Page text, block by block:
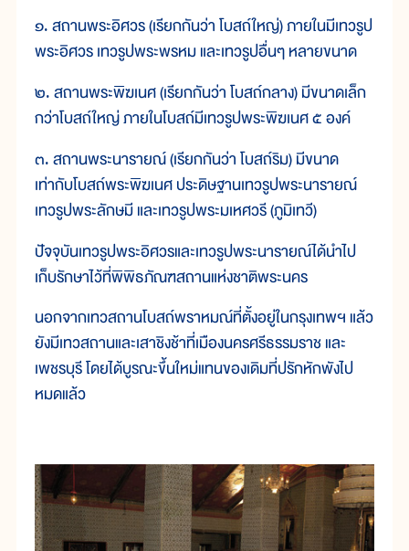
๑. สถานพระอิศวร (เรียกกันว่า โบสถ์ใหญ่) ภายในมีเทวรูป
พระอิศวร เทวรูปพระพรหม และเทวรูปอื่นๆ หลายขนาด
๒. สถานพระพิฆเนศ (เรียกกันว่า โบสถ์กลาง) มีขนาดเล็ก
กว่าโบสถ์ใหญ่ ภายในโบสถ์มีเทวรูปพระพิฆเนศ ๕ องค์
๓. สถานพระนารายณ์ (เรียกกันว่า โบสถ์ริม) มีขนาด
เท่ากับโบสถ์พระพิฆเนศ ประดิษฐานเทวรูปพระนารายณ์
เทวรูปพระลักษมี และเทวรูปพระมเหศวรี (ภูมิเทวี)
ปัจจุบันเทวรูปพระอิศวรและเทวรูปพระนารายณ์ได้นำไป
เก็บรักษาไว้ที่พิพิธภัณฑสถานแห่งชาติพระนคร
นอกจากเทวสถานโบสถ์พราหมณ์ที่ตั้งอยู่ในกรุงเทพฯ แล้ว
ยังมีเทวสถานและเสาชิงช้าที่เมืองนครศรีธรรมราช และ
เพชรบุรี โดยได้บูรณะขึ้นใหม่แทนของเดิมที่ปรักหักพังไป
หมดแล้ว